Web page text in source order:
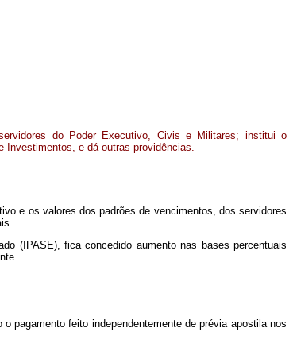
do Poder Executivo, Civis e Militares; institui o
Investimentos, e dá outras providências.
e os valores dos padrões de vencimentos, dos servidores
(IPASE), fica concedido aumento nas bases percentuais
pagamento feito independentemente de prévia apostila nos